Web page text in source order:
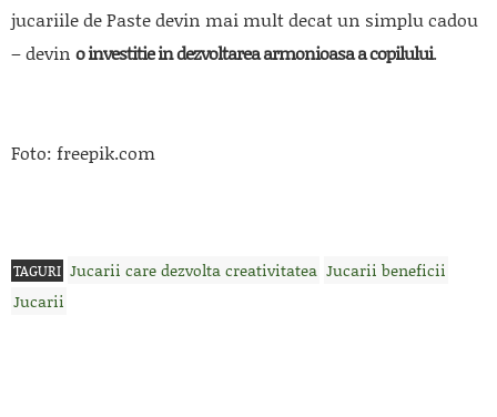
jucariile de Paste devin mai mult decat un simplu cadou
– devin o investitie in dezvoltarea armonioasa a copilului.
Foto: freepik.com
TAGURI Jucarii care dezvolta creativitatea Jucarii beneficii
Jucarii